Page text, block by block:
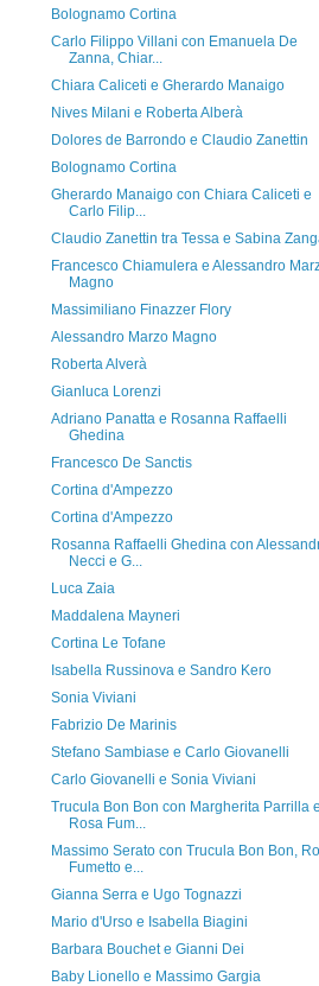
Bolognamo Cortina
Carlo Filippo Villani con Emanuela De
Zanna, Chiar...
Chiara Caliceti e Gherardo Manaigo
Nives Milani e Roberta Alberà
Dolores de Barrondo e Claudio Zanettin
Bolognamo Cortina
Gherardo Manaigo con Chiara Caliceti e
Carlo Filip...
Claudio Zanettin tra Tessa e Sabina
Francesco Chiamulera e Alessandro
Magno
Massimiliano Finazzer Flory
Alessandro Marzo Magno
Roberta Alverà
Gianluca Lorenzi
Adriano Panatta e Rosanna Raffaelli
Ghedina
Francesco De Sanctis
Cortina d'Ampezzo
Cortina d'Ampezzo
Rosanna Raffaelli Ghedina con
Necci e G...
Luca Zaia
Maddalena Mayneri
Cortina Le Tofane
Isabella Russinova e Sandro Kero
Sonia Viviani
Fabrizio De Marinis
Stefano Sambiase e Carlo Giovanelli
Carlo Giovanelli e Sonia Viviani
Trucula Bon Bon con Margherita Parrilla
Rosa Fum...
Massimo Serato con Trucula Bon Bon,
Fumetto e...
Gianna Serra e Ugo Tognazzi
Mario d'Urso e Isabella Biagini
Barbara Bouchet e Gianni Dei
Baby Lionello e Massimo Gargia